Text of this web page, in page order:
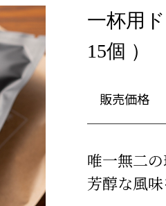
一杯用
15個 ）
販売価格
唯一無二
芳醇な風